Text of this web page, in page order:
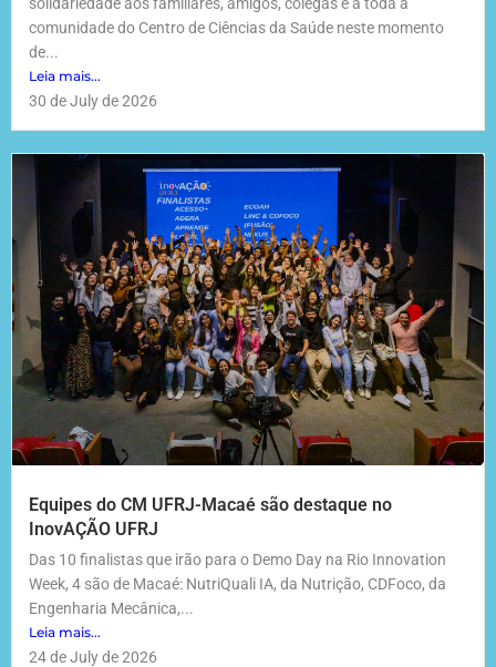
comunidade do Centro de Ciências da Saúde neste momento
de...
Leia mais...
30 de July de 2026
Equipes do CM UFRJ-Macaé são destaque no
InovAÇÃO UFRJ
Das 10 finalistas que irão para o Demo Day na Rio Innovation
Week, 4 são de Macaé: NutriQuali IA, da Nutrição, CDFoco, da
Engenharia Mecânica,...
Leia mais...
24 de July de 2026